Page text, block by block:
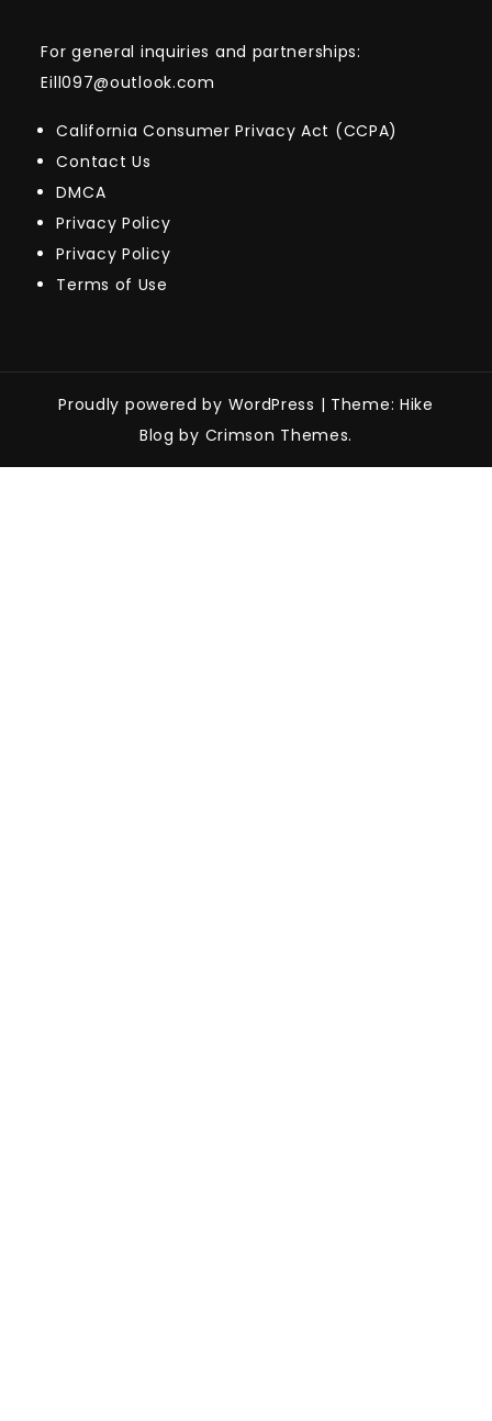
For general inquiries and partnerships:
Eill097@outlook.com
California Consumer Privacy Act (CCPA)
Contact Us
DMCA
Privacy Policy
Privacy Policy
Terms of Use
Proudly powered by WordPress | Theme: Hike
Blog by Crimson Themes.